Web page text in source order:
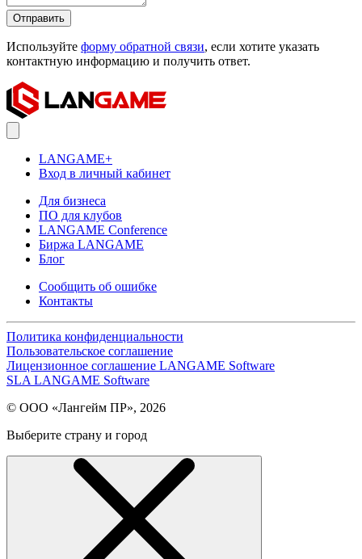
Отправить
Используйте форму обратной связи, если хотите указать
контактную информацию и получить ответ.
LANGAME+
Вход в личный кабинет
Для бизнеса
ПО для клубов
LANGAME Conference
Биржа LANGAME
Блог
Сообщить об ошибке
Контакты
Политика конфиденциальности
Пользовательское соглашение
Лицензионное соглашение LANGAME Software
SLA LANGAME Software
© ООО «Лангейм ПР», 2026
Выберите страну и город